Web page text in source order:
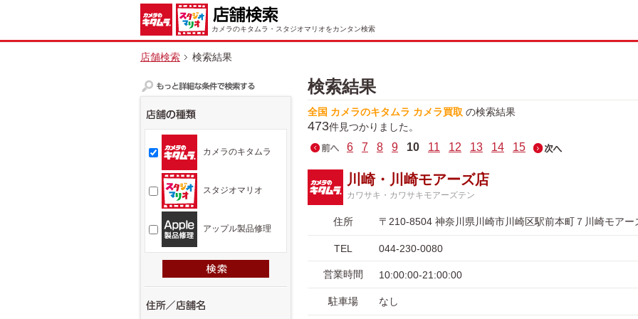
カメラのキタムラ・スタジオマリオをカンタン検索
店舗検索 検索結果
検索結果
全国 カメラのキタムラ カメラ買取 の検索結果
473件見つかりました。
6 7 8 9 10 11 12 13 14 15
川崎・川崎モアーズ店
カワサキ・カワサキモアーズテン
住所 〒210-8504 神奈川県川崎市川崎区駅前本町７川崎モアー
TEL 044-230-0080
営業時間 10:00:00-21:00:00
駐車場 なし
カメラのキタムラ
スタジオマリオ
アップル製品修理